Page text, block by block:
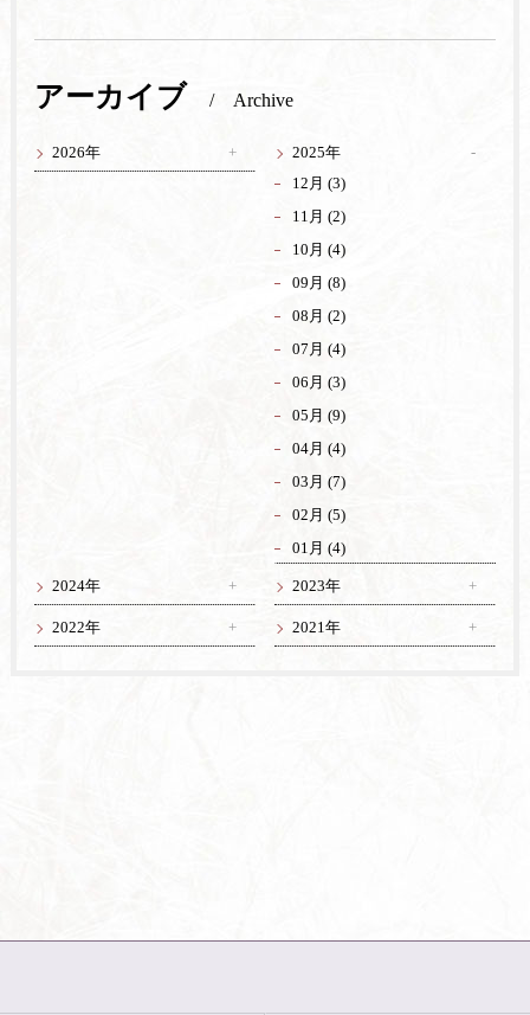
アーカイブ Archive
2026年
2025年
12月 (3)
11月 (2)
10月 (4)
09月 (8)
08月 (2)
07月 (4)
06月 (3)
05月 (9)
04月 (4)
03月 (7)
02月 (5)
01月 (4)
2024年 2023年
2022年 2021年